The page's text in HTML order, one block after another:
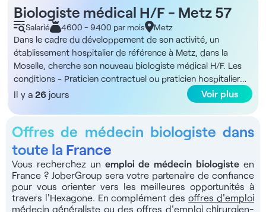
Biologiste médical H/F - Metz 57
Salarié 4600 - 9400 par mois Metz
Dans le cadre du développement de son activité, un
établissement hospitalier de référence à Metz, dans la
Moselle, cherche son nouveau biologiste médical H/F. Les
conditions - Praticien contractuel ou praticien hospitalier
titulaire - Temps plein La structure Vous rejoindrez un
établissement hospitalier de référence du territoire Lorraine
Nord, réparti sur plusieurs sites dont des hôpitaux situés à
Metz et Thionville. Cet établissement regroupe des services
médico-sociaux, des unités de médecine polyvalente, de
cardiologie, de cancérologie, de psychiatrie et des services
d’urgences structurés, et ses deux sites d’urgences
accueillent un volume important de passages annuels,
disposant d’équipes pluridisciplinaires et de SMUR
opérationnels. La rémunération - 5 930 € brut par mois si
Voir plus
Il y a 26 jours
Offres de médecin biologiste dans
toute la France
Vous recherchez un emploi de médecin biologiste en
France ? JoberGroup sera votre partenaire de confiance
pour vous orienter vers les meilleures opportunités à
travers l'Hexagone. En complément desoffres d'emploi
médecin généraliste ou desoffres d'emploi chirurgien-